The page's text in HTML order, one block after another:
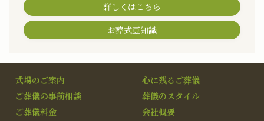
詳しくはこちら
お葬式豆知識
式場のご案内
心に残るご葬儀
ご葬儀の事前相談
葬儀のスタイル
ご葬儀料金
会社概要